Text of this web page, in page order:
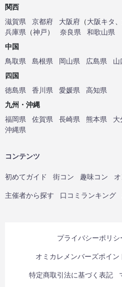
関西
滋賀県
京都府 大阪府 （大阪キタ
兵庫県 （神戸） 奈良県
和歌山県
中国
鳥取県
島根県 岡山県 広島県
山
四国
徳島県
香川県 愛媛県
高知県
九州・沖縄
福岡県
佐賀県 長崎県 熊本県 大
沖縄県
コンテンツ
初めてガイド 街コン 趣味コン
主催者から探す 口コミランキング
プライバシーポリシ
オミカレメンバーズポイ
特定商取引法に基づく表記